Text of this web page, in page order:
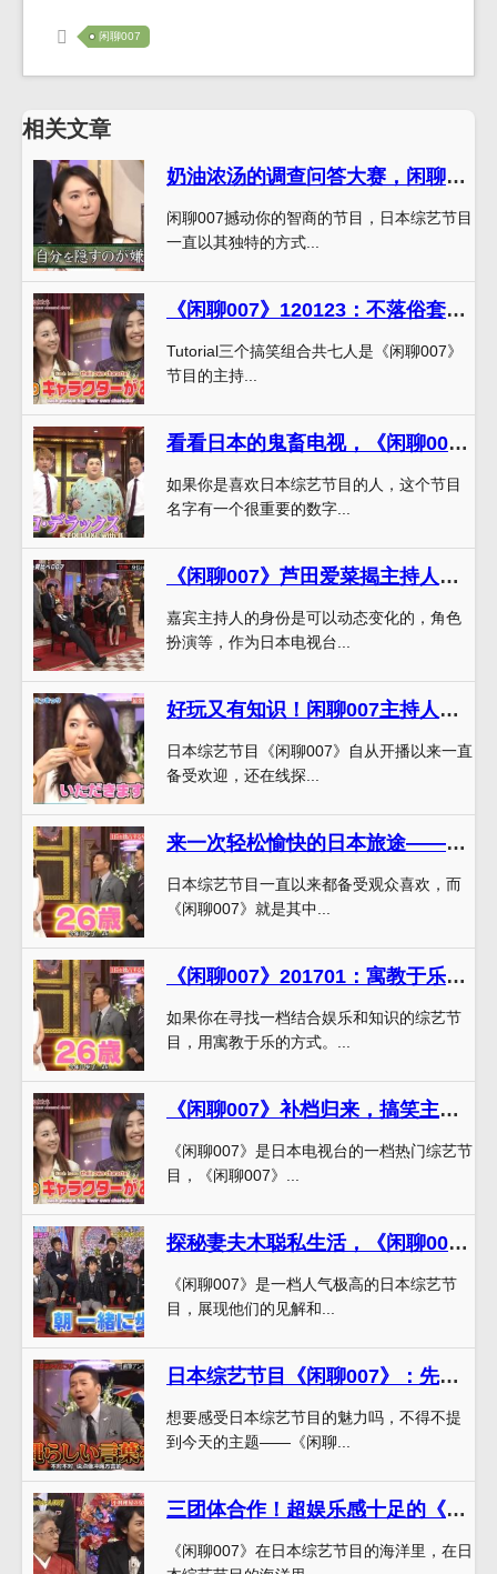
闲聊007
相关文章
奶油浓汤的调查问答大赛，闲聊007撼动你的智商
闲聊007撼动你的智商的节目，日本综艺节目
一直以其独特的方式...
《闲聊007》120123：不落俗套的即兴交谈与企划
Tutorial三个搞笑组合共七人是《闲聊007》
节目的主持...
看看日本的鬼畜电视，《闲聊007》让你笑到喷
如果你是喜欢日本综艺节目的人，这个节目
名字有一个很重要的数字...
《闲聊007》芦田爱菜揭主持人幕后功臣，网友纷纷点赞
嘉宾主持人的身份是可以动态变化的，角色
扮演等，作为日本电视台...
好玩又有知识！闲聊007主持人全力以赴探索科技前沿
日本综艺节目《闲聊007》自从开播以来一直
备受欢迎，还在线探...
来一次轻松愉快的日本旅途——《闲聊007》花江夏树的带路之旅
日本综艺节目一直以来都备受观众喜欢，而
《闲聊007》就是其中...
《闲聊007》201701：寓教于乐，让你在欢笑中学到更多知识
如果你在寻找一档结合娱乐和知识的综艺节
目，用寓教于乐的方式。...
《闲聊007》补档归来，搞笑主持玩转娱乐天地
《闲聊007》是日本电视台的一档热门综艺节
目，《闲聊007》...
探秘妻夫木聪私生活，《闲聊007》全方位揭秘
《闲聊007》是一档人气极高的日本综艺节
目，展现他们的见解和...
日本综艺节目《闲聊007》：先笑再咳嗽，看这些谈话节目就够了
想要感受日本综艺节目的魅力吗，不得不提
到今天的主题——《闲聊...
三团体合作！超娱乐感十足的《闲聊007》2013年盘点
《闲聊007》在日本综艺节目的海洋里，在日